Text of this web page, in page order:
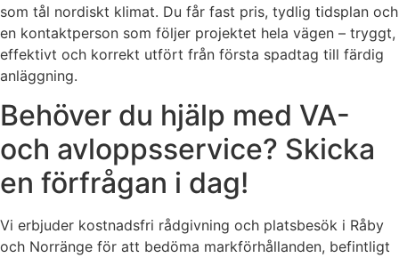
som tål nordiskt klimat. Du får fast pris, tydlig tidsplan och
en kontaktperson som följer projektet hela vägen – tryggt,
effektivt och korrekt utfört från första spadtag till färdig
anläggning.
Behöver du hjälp med VA-
och avloppsservice? Skicka
en förfrågan i dag!
Vi erbjuder kostnadsfri rådgivning och platsbesök i Råby
och Norränge för att bedöma markförhållanden, befintligt